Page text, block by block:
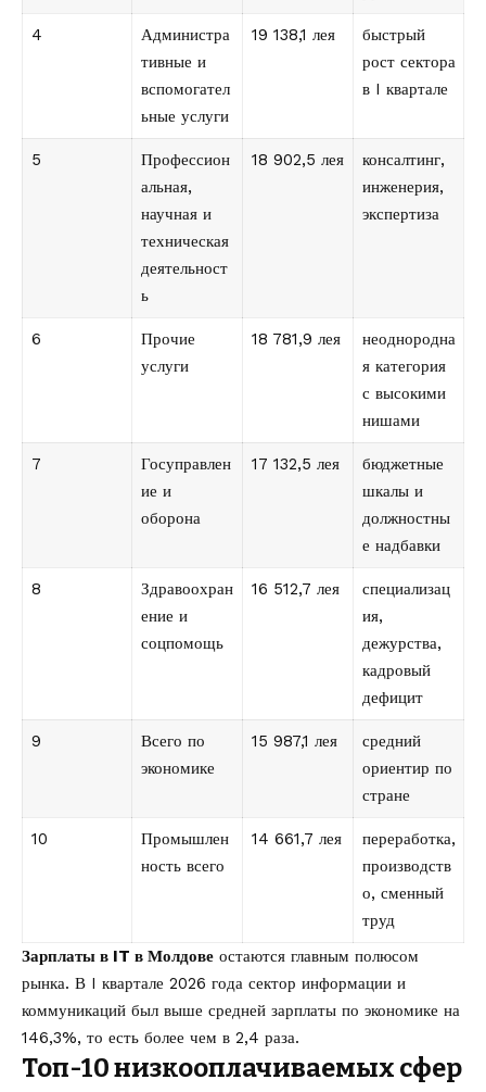
4
Администра
тивные и
вспомогател
ьные услуги
19 138,1 лея
быстрый
рост сектора
в I квартале
5
Профессион
альная,
научная и
техническая
деятельност
ь
18 902,5 лея
консалтинг,
инженерия,
экспертиза
6
Прочие
услуги
18 781,9 лея
неоднородна
я категория
с высокими
нишами
7
Госуправлен
ие и
оборона
17 132,5 лея
бюджетные
шкалы и
должностны
е надбавки
8
Здравоохран
ение и
соцпомощь
16 512,7 лея
специализац
ия,
дежурства,
кадровый
дефицит
9
Всего по
экономике
15 987,1 лея
средний
ориентир по
стране
10
Промышлен
ность всего
14 661,7 лея
переработка,
производств
о, сменный
труд
Зарплаты в IT в Молдове остаются главным полюсом
рынка. В I квартале 2026 года сектор информации и
коммуникаций был выше средней зарплаты по экономике на
146,3%, то есть более чем в 2,4 раза.
Топ-10 низкооплачиваемых сфер